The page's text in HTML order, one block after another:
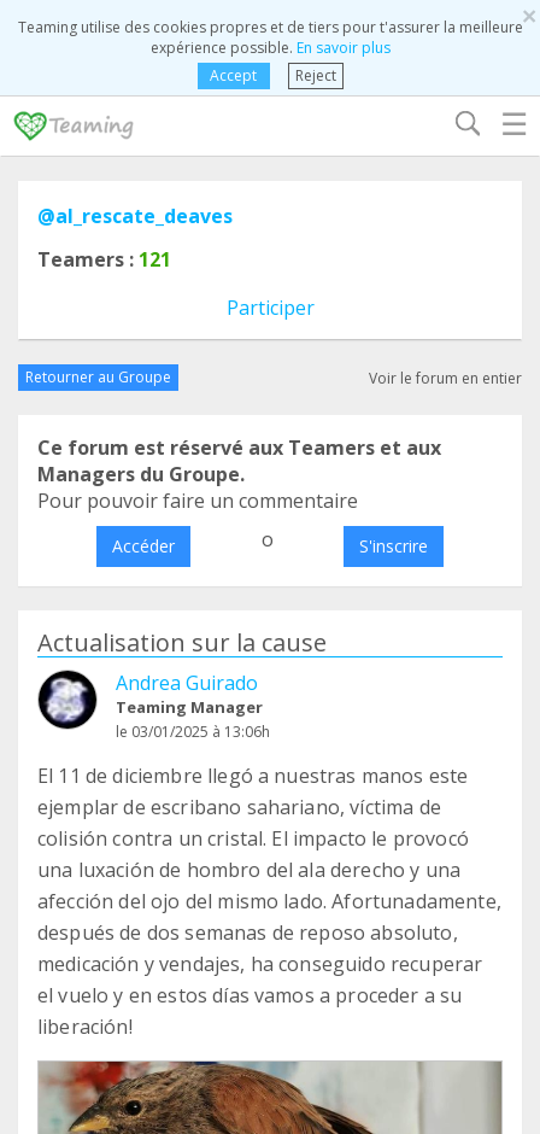
×
Teaming utilise des cookies propres et de tiers pour t'assurer la meilleure
expérience possible. En savoir plus
Accept
Reject
☰
@al_rescate_deaves
Teamers : 121
Participer
Retourner au Groupe Voir le forum en entier
Ce forum est réservé aux Teamers et aux
Managers du Groupe.
Pour pouvoir faire un commentaire
Accéder o S'inscrire
Actualisation sur la cause
Andrea Guirado
Teaming Manager
le 03/01/2025 à 13:06h
El 11 de diciembre llegó a nuestras manos este
ejemplar de escribano sahariano, víctima de
colisión contra un cristal. El impacto le provocó
una luxación de hombro del ala derecho y una
afección del ojo del mismo lado. Afortunadamente,
después de dos semanas de reposo absoluto,
medicación y vendajes, ha conseguido recuperar
el vuelo y en estos días vamos a proceder a su
liberación!